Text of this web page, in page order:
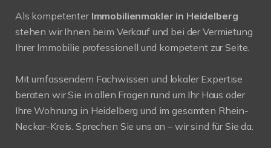
Als kompetenter Immobilienmakler in Heidelberg
stehen wir Ihnen beim Verkauf und bei der Vermietung
Ihrer Immobilie professionell und kompetent zur Seite.
Mit umfassendem Fachwissen und lokaler Expertise
beraten wir Sie in allen Fragen rund um Ihr Haus oder
Ihre Wohnung in Heidelberg und im gesamten Rhein-
Neckar-Kreis. Sprechen Sie uns an – wir sind für Sie da.